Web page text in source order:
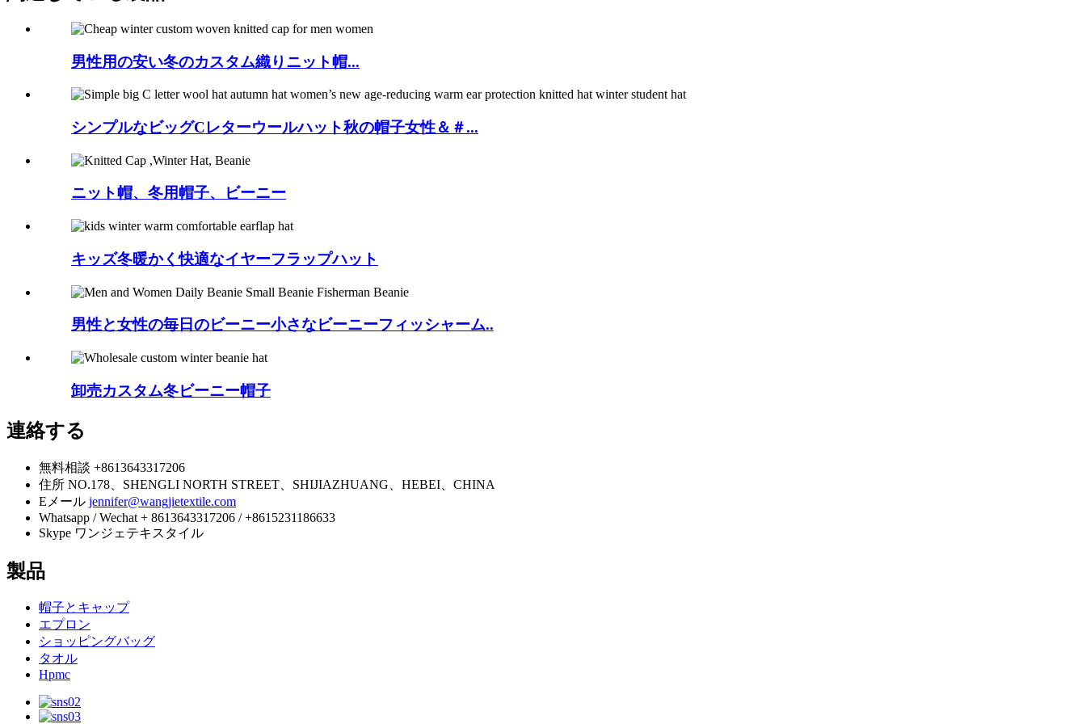
男性用の安い冬のカスタム織りニット帽...
シンプルなビッグCレターウールハット秋の帽子女性＆＃...
ニット帽、冬用帽子、ビーニー
キッズ冬暖かく快適なイヤーフラップハット
男性と女性の毎日のビーニー小さなビーニーフィッシャーム..
卸売カスタム冬ビーニー帽子
連絡する
無料相談 +8613643317206
住所 NO.178、SHENGLI NORTH STREET、SHIJIAZHUANG、HEBEI、CHINA
Eメール jennifer@wangjietextile.com
Whatsapp / Wechat + 8613643317206 / +8615231186633
Skype ワンジェテキスタイル
製品
帽子とキャップ
エプロン
ショッピングバッグ
タオル
Hpmc